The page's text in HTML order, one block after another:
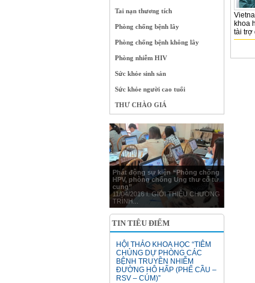
Tai nạn thương tích
Phòng chống bệnh lây
Phòng chống bệnh không lây
Phòng nhiễm HIV
Sức khỏe sinh sản
Sức khỏe người cao tuổi
THƯ CHÀO GIÁ
Phát động sự kiện “Phòng chống
HPV, phòng chống Ung thư cổ tử
cung”
11/04/2016 I. GIỚI THIỆU CHƯƠNG
TRÌNH...
TIN TIÊU ĐIỂM
HỘI THẢO KHOA HỌC “TIÊM
CHỦNG DỰ PHÒNG CÁC
BỆNH TRUYỀN NHIỄM
ĐƯỜNG HÔ HẤP (PHẾ CẦU –
RSV – CÚM)”
khoa
tài trợ